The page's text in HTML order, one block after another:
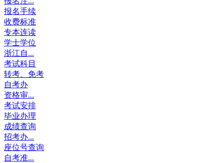
报名手续
收费标准
专本连读
学士学位
浙江自...
考试科目
转考、免考
自考办
资格审...
考试安排
毕业办理
成绩查询
招考办...
座位号查询
自考准...